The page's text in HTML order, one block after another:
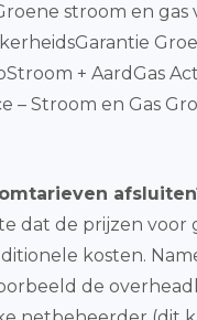
stroom en gas
+ AardGas
– Stroom en Gas
dat de prijzen
kosten.
de